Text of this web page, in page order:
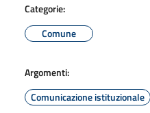
Categorie:
Comune
Argomenti:
Comunicazione istituzionale